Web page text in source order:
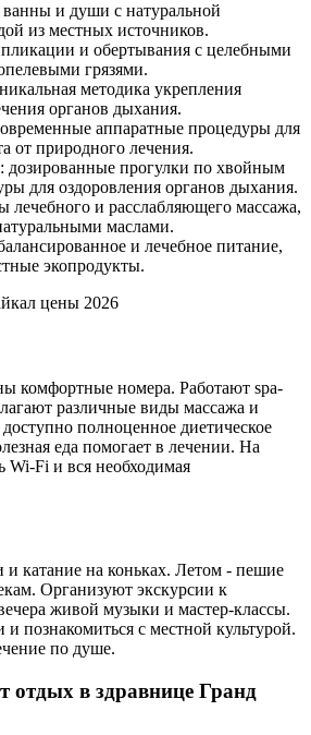
ванны и души с натуральной
из местных источников.
и обертывания с целебными
грязями.
методика укрепления
органов дыхания.
аппаратные процедуры для
от природного лечения.
дозированные прогулки по хвойным
для оздоровления органов дыхания.
лечебного и расслабляющего массажа,
маслами.
и лечебное питание,
экопродукты.
комфортные номера. Работают spa-
различные виды массажа и
полноценное диетическое
еда помогает в лечении. На
Wi-Fi и вся необходимая
катание на коньках. Летом - пешие
Организуют экскурсии к
живой музыки и мастер-классы.
познакомиться с местной культурой.
по душе.
в здравнице Гранд